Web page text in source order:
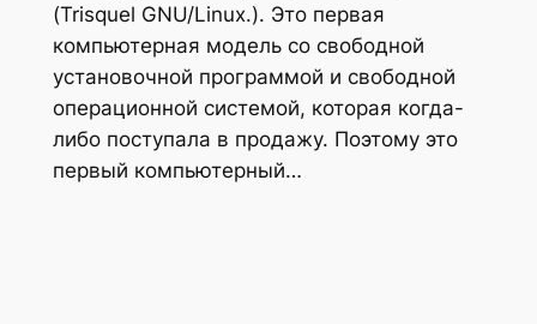
(Trisquel GNU/Linux.). Это первая
компьютерная модель со свободной
установочной программой и свободной
операционной системой, которая когда-
либо поступала в продажу. Поэтому это
первый компьютерный…